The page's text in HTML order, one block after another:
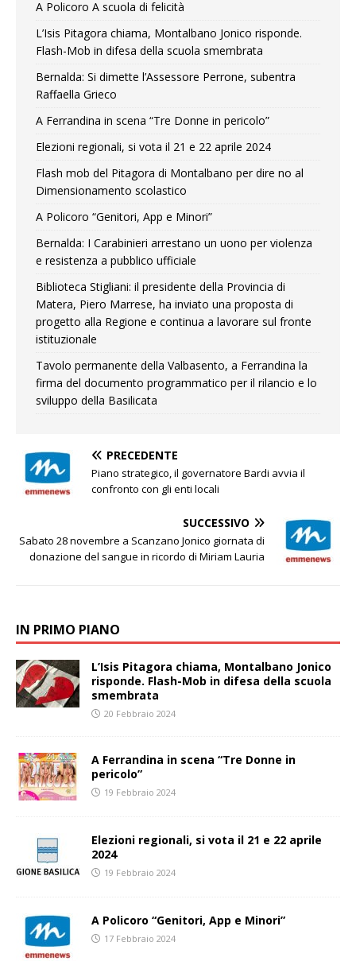
A Policoro A scuola di felicità
L’Isis Pitagora chiama, Montalbano Jonico risponde.
Flash-Mob in difesa della scuola smembrata
Bernalda: Si dimette l’Assessore Perrone, subentra
Raffaella Grieco
A Ferrandina in scena “Tre Donne in pericolo”
Elezioni regionali, si vota il 21 e 22 aprile 2024
Flash mob del Pitagora di Montalbano per dire no al
Dimensionamento scolastico
A Policoro “Genitori, App e Minori”
Bernalda: I Carabinieri arrestano un uono per violenza
e resistenza a pubblico ufficiale
Biblioteca Stigliani: il presidente della Provincia di
Matera, Piero Marrese, ha inviato una proposta di
progetto alla Regione e continua a lavorare sul fronte
istituzionale
Tavolo permanente della Valbasento, a Ferrandina la
firma del documento programmatico per il rilancio e lo
sviluppo della Basilicata
PRECEDENTE
Piano strategico, il governatore Bardi avvia il
confronto con gli enti locali
SUCCESSIVO
Sabato 28 novembre a Scanzano Jonico giornata di
donazione del sangue in ricordo di Miriam Lauria
IN PRIMO PIANO
L’Isis Pitagora chiama, Montalbano Jonico
risponde. Flash-Mob in difesa della scuola
smembrata
20 Febbraio 2024
A Ferrandina in scena “Tre Donne in
pericolo”
19 Febbraio 2024
Elezioni regionali, si vota il 21 e 22 aprile
2024
19 Febbraio 2024
A Policoro “Genitori, App e Minori”
17 Febbraio 2024